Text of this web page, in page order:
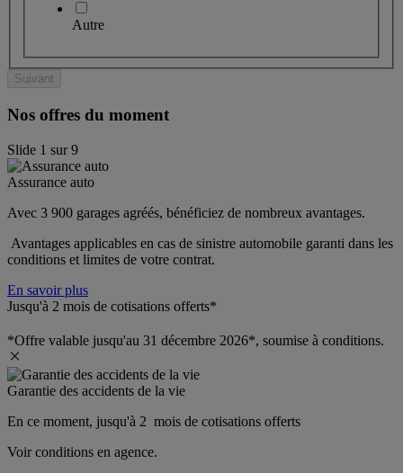
Autre
Suivant
Nos offres du moment
Slide 1 sur9
Assurance auto
Avec 3 900 garages agréés, bénéficiez de nombreux avantages.
Avantages applicables en cas de sinistre automobile garanti dans les
conditions et limites de votre contrat.
En savoir plus
Jusqu'à 2 mois de cotisations offerts*
*Offre valable jusqu'au 31 décembre 2026*, soumise à conditions.
Garantie des accidents de la vie
En ce moment, jusqu'à 2  mois de cotisations offerts
Voir conditions en agence.